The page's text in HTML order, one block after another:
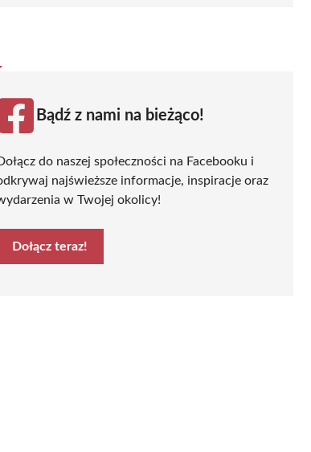
Bądź z nami na bieżąco!
do naszej społeczności na Facebooku i
najświeższe informacje, inspiracje oraz
w Twojej okolicy!
Dołącz teraz!